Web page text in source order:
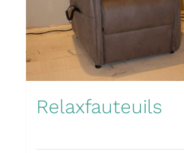
Relaxfauteuils